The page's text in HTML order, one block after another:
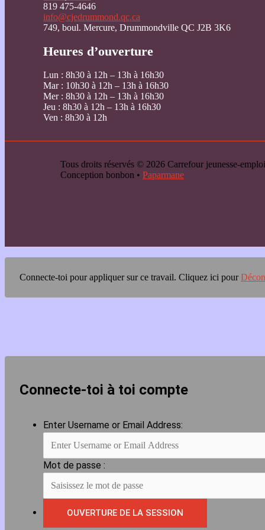
819 475-4646
info@cjedrummond.qc.ca
749, boul. Mercure, Drummondville QC J2B 3K6
Heures d’ouverture
Lun : 8h30 à 12h – 13h à 16h30
Mar : 10h30 à 12h – 13h à 16h30
Mer : 8h30 à 12h – 13h à 16h30
Jeu : 8h30 à 12h – 13h à 16h30
Ven : 8h30 à 12h
Tous droits réservés © 2026 Carrefour jeunesse-
Conception bonbon • Paparmane
Connecte-toi pour appliquer sur ce travail. Cliquez ici pour
Connecte-toi à toi compte
Enter Username or Email Address:
Mot de passe :